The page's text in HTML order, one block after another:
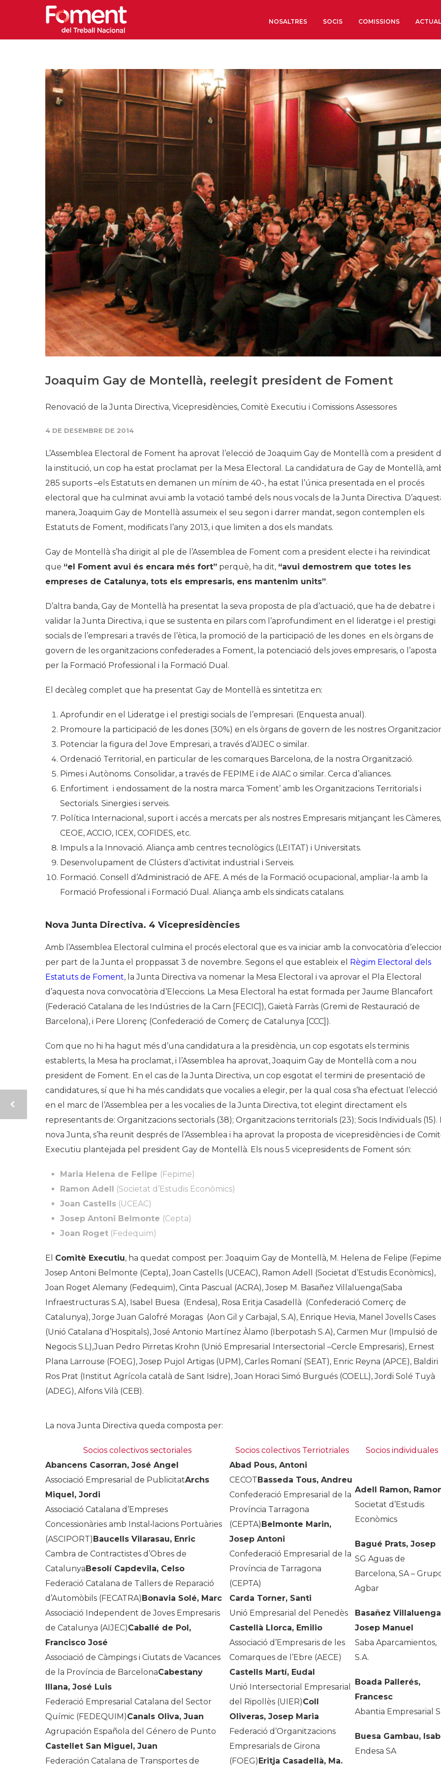
NOSALTRES
Òrgans de Govern
Òrgans Consultius
Estructura Executiva
Institut d’Estudis
Societat Barcelonesa
Econòmics i Socials
Organitzacions
Organitzacions
Coneix més
Història
Galeria de Presidents
Biblioteca Arxiu
Seu Social
SOCIS COMISSIONS
Joaquim Gay de Montellà, reelegit president de Foment
Renovació de la Junta Directiva, Vicepresidències, Comitè Executiu i Comissions Assessores
4 DE DESEMBRE DE 2014
L’Assemblea Electoral de Foment ha aprovat l’elecció de Joaquim Gay de Montellà com a president
la institució, un cop ha estat proclamat per la Mesa Electoral. La candidatura de Gay de Montellà,
285 suports –els Estatuts en demanen un mínim de 40-, ha estat l’única presentada en el procés
electoral que ha culminat avui amb la votació també dels nous vocals de la Junta Directiva.
manera, Joaquim Gay de Montellà assumeix el seu segon i darrer mandat, segon contemplen els
Estatuts de Foment, modificats l’any 2013, i que limiten a dos els mandats.
Gay de Montellà s’ha dirigit al ple de l’Assemblea de Foment com a president electe i ha reivindicat
que “el Foment avui és encara més fort” perquè, ha dit, “avui demostrem que totes les
empreses de Catalunya, tots els empresaris, ens mantenim units”.
D’altra banda, Gay de Montellà ha presentat la seva proposta de pla d’actuació, que ha de debatre i
validar la Junta Directiva, i que se sustenta en pilars com l’aprofundiment en el lideratge i el prestigi
socials de l’empresari a través de l’ètica, la promoció de la participació de les dones en els òrgans de
govern de les organitzacions confederades a Foment, la potenciació dels joves empresaris, o l’aposta
per la Formació Professional i la Formació Dual.
El decàleg complet que ha presentat Gay de Montellà es sintetitza en:
Aprofundir en el Lideratge i el prestigi socials de l’empresari. (Enquesta anual).
Promoure la participació de les dones (30%) en els òrgans de govern de les nostres
Potenciar la figura del Jove Empresari, a través d’AIJEC o similar.
Ordenació Territorial, en particular de les comarques Barcelona, de la nostra Organització.
Pimes i Autònoms. Consolidar, a través de FEPIME i de AIAC o similar. Cerca d’aliances.
Enfortiment i endossament de la nostra marca ‘Foment’ amb les Organitzacions Territorials i
Sectorials. Sinergies i serveis.
Política Internacional, suport i accés a mercats per als nostres Empresaris mitjançant les Càmeres,
CEOE, ACCIO, ICEX, COFIDES, etc.
Impuls a la Innovació. Aliança amb centres tecnològics (LEITAT) i Universitats.
Desenvolupament de Clústers d’activitat industrial i Serveis.
Formació. Consell d’Administració de AFE. A més de la Formació ocupacional, ampliar-la amb la
Formació Professional i Formació Dual. Aliança amb els sindicats catalans.
Nova Junta Directiva. 4 Vicepresidències
Amb l’Assemblea Electoral culmina el procés electoral que es va iniciar amb la convocatòria
per part de la Junta el proppassat 3 de novembre. Segons el que estableix el Règim Electoral dels
Estatuts de Foment, la Junta Directiva va nomenar la Mesa Electoral i va aprovar el Pla Electoral
d’aquesta nova convocatòria d’Eleccions. La Mesa Electoral ha estat formada per Jaume Blancafort
(Federació Catalana de les Indústries de la Carn [FECIC]), Gaietà Farràs (Gremi de Restauració de
Barcelona), i Pere Llorenç (Confederació de Comerç de Catalunya [CCC]).
Com que no hi ha hagut més d’una candidatura a la presidència, un cop esgotats els terminis
establerts, la Mesa ha proclamat, i l’Assemblea ha aprovat, Joaquim Gay de Montellà com a nou
president de Foment. En el cas de la Junta Directiva, un cop esgotat el termini de presentació de
candidatures, sí que hi ha més candidats que vocalies a elegir, per la qual cosa s’ha efectuat l’elecció
en el marc de l’Assemblea per a les vocalies de la Junta Directiva, tot elegint directament els
representants de: Organitzacions sectorials (38); Organitzacions territorials (23); Socis Individuals (15).
nova Junta, s’ha reunit després de l’Assemblea i ha aprovat la proposta de vicepresidències i de
Executiu plantejada pel president Gay de Montellà. Els nous 5 vicepresidents de Foment són:
Maria Helena de Felipe (Fepime)
Ramon Adell (Societat d’Estudis Econòmics)
Joan Castells (UCEAC)
Josep Antoni Belmonte (Cepta)
Joan Roget (Fedequim)
El Comitè Executiu, ha quedat compost per: Joaquim Gay de Montellà, M. Helena de Felipe
Josep Antoni Belmonte (Cepta), Joan Castells (UCEAC), Ramon Adell (Societat d’Estudis Econòmics),
Joan Roget Alemany (Fedequim), Cinta Pascual (ACRA), Josep M. Basañez Villaluenga(Saba
Infraestructuras S.A), Isabel Buesa (Endesa), Rosa Eritja Casadellà (Confederació Comerç de
Catalunya), Jorge Juan Galofré Moragas (Aon Gil y Carbajal, S.A), Enrique Hevia, Manel Jovells Cases
(Unió Catalana d’Hospitals), José Antonio Martínez Àlamo (Iberpotash S.A), Carmen Mur (Impulsió de
Negocis S.L),Juan Pedro Pirretas Krohn (Unió Empresarial Intersectorial –Cercle Empresaris), Ernest
Plana Larrouse (FOEG), Josep Pujol Artigas (UPM), Carles Romaní (SEAT), Enric Reyna (APCE), Baldiri
Ros Prat (Institut Agrícola català de Sant Isidre), Joan Horaci Simó Burgués (COELL), Jordi Solé Tuyà
(ADEG), Alfons Vilà (CEB).
La nova Junta Directiva queda composta per:
Socios colectivos sectoriales Socios colectivos Terriotriales
Socios individuales
Abancens Casorran, José Angel
Associació Empresarial de PublicitatArchs
Miquel, Jordi
Associació Catalana d’Empreses
Concessionàries amb Instal•lacions Portuàries
(ASCIPORT)Baucells Vilarasau, Enric
Cambra de Contractistes d’Obres de
CatalunyaBesolí Capdevila, Celso
Federació Catalana de Tallers de Reparació
d’Automòbils (FECATRA)Bonavia Solé, Marc
Associació Independent de Joves Empresaris
de Catalunya (AIJEC)Caballé de Pol,
Francisco José
Associació de Càmpings i Ciutats de Vacances
de la Província de BarcelonaCabestany
Illana, José Luis
Federació Empresarial Catalana del Sector
Químic (FEDEQUIM)Canals Oliva, Juan
Agrupación Española del Género de Punto
Castellet San Miguel, Juan
Federación Catalana de Transportes de
Abad Pous, Antoni
CECOTBasseda Tous, Andreu
Confederació Empresarial de la
Província Tarragona
(CEPTA)Belmonte Marin,
Josep Antoni
Confederació Empresarial de la
Província de Tarragona
(CEPTA)
Carda Torner, Santi
Unió Empresarial del Penedès
Castellà Llorca, Emilio
Associació d’Empresaris de les
Comarques de l’Ebre (AECE)
Castells Martí, Eudal
Unió Intersectorial Empresarial
del Ripollès (UIER)Coll
Oliveras, Josep Maria
Federació d’Organitzacions
Empresarials de Girona
(FOEG)Eritja Casadellà, Ma.
Adell Ramon,
Societat d’Estudis
Econòmics
Bagué Prats, Josep
SG Aguas de
Barcelona, SA –
Agbar
Basañez
Josep Manuel
Saba Aparcamientos,
S.A.
Boada Pallerés,
Francesc
Abantia Empresarial
Buesa Gambau,
Endesa SA